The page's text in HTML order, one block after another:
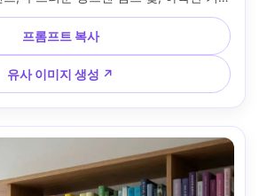
렌즈 f/2.2, 정면 구도, 선명한 디테일, 자
디토리얼 인테리어 사진, 따뜻한 필름 색
드러운 영화 조명 --ar 4:5
프롬프트 복사
유사 이미지 생성 ↗